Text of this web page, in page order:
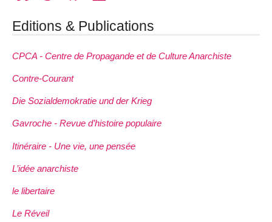
Editions & Publications
CPCA - Centre de Propagande et de Culture Anarchiste
Contre-Courant
Die Sozialdemokratie und der Krieg
Gavroche - Revue d’histoire populaire
Itinéraire - Une vie, une pensée
L’idée anarchiste
le libertaire
Le Réveil